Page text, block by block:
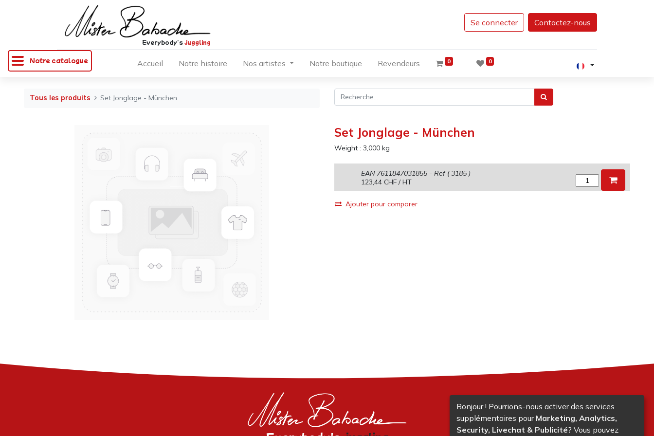
Notre catalogue
Everybody'sjuggling
Se connecter Contactez-nous
Accueil Notre histoire Nos artistes Notre boutique Revendeurs 0 0
Tous les produits Set Jonglage - München
Set Jonglage - München
Weight : 3,000kg
123,44CHF/ HT
EAN 7611847031855- Ref (3185)
Ajouter pour comparer
Bonjour ! Pourrions-nous activer des services
supplémentaires pour Marketing, Analytics,
Security, Livechat & Publicité? Vous pouvez